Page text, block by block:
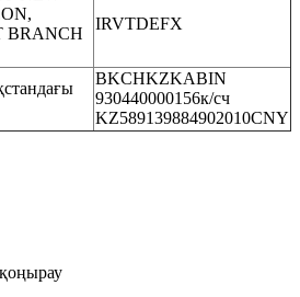
BRANCH
IRVTDEFХ
BKCHKZKABIN
930440000156к/сч
KZ589139884902010CNY